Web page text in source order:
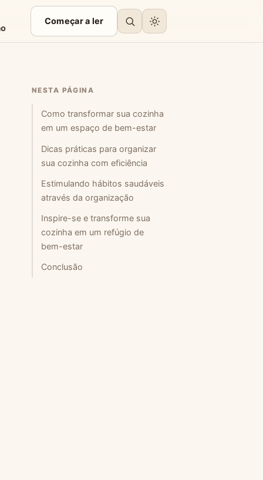
Começar a ler
NESTA PÁGINA
Como transformar sua cozinha
em um espaço de bem-estar
Dicas práticas para organizar
sua cozinha com eficiência
Estimulando hábitos saudáveis
através da organização
Inspire-se e transforme sua
cozinha em um refúgio de
bem-estar
Conclusão